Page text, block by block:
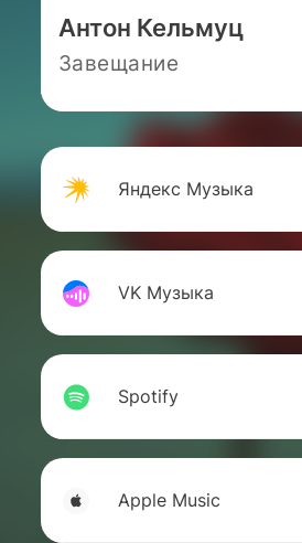
Антон Кельмуц
Завещание
Яндекс Музыка
VK Музыка
Spotify
Apple Music